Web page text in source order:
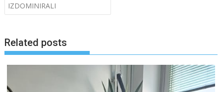
IZDOMINIRALI
Related posts